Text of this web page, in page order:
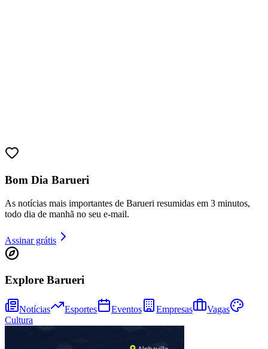
Fortaleza
Bom Dia Barueri
As notícias mais importantes de Barueri resumidas em 3 minutos,
todo dia de manhã no seu e-mail.
Assinar grátis
Explore Barueri
Notícias Esportes Eventos Empresas
Vagas
Cultura